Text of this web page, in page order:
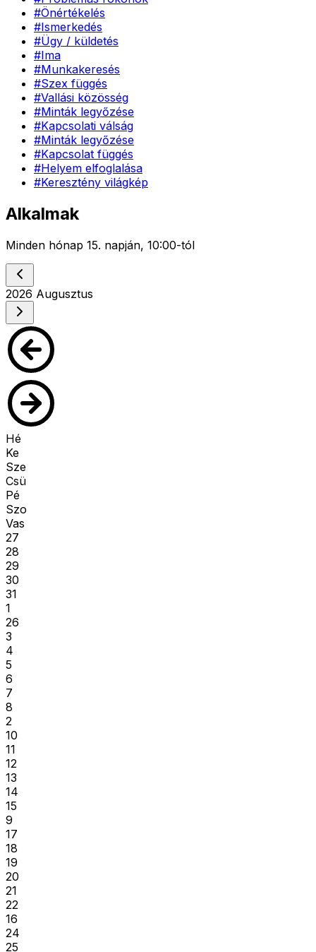
#Önértékelés
#Ismerkedés
#Ügy / küldetés
#Ima
#Munkakeresés
#Szex függés
#Vallási közösség
#Minták legyőzése
#Kapcsolati válság
#Minták legyőzése
#Kapcsolat függés
#Helyem elfoglalása
#Keresztény világkép
Alkalmak
Minden hónap 15. napján, 10:00-tól
2026 Augusztus
Hé
Ke
Sze
Csü
Pé
Szo
Vas
27
28
29
30
31
1
26
3
4
5
6
7
8
2
10
11
12
13
14
15
9
17
18
19
20
21
22
16
24
25